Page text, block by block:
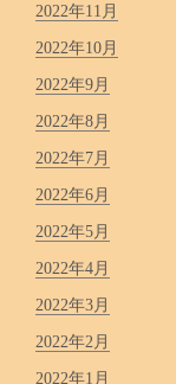
2022年11月
2022年10月
2022年9月
2022年8月
2022年7月
2022年6月
2022年5月
2022年4月
2022年3月
2022年2月
2022年1月